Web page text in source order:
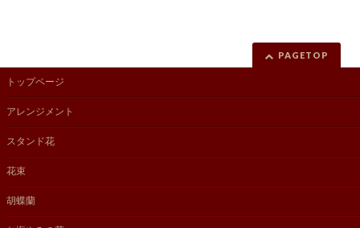
PAGETOP
トップページ
アレンジメント
スタンド花
花束
胡蝶蘭